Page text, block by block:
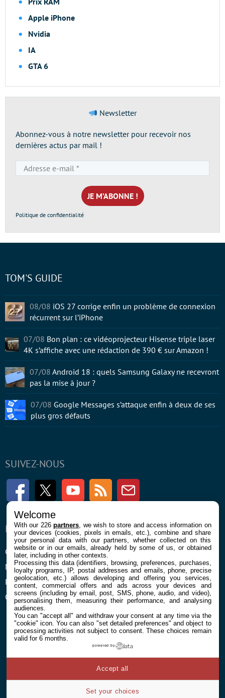
Apple iPhone
Nvidia
IA
GTA 6
Newsletter
Abonnez-vous à notre newsletter pour recevoir nos
dernières actus par mail !
e-
mail
*
Politique de confidentialité
SUIVEZ-NOUS
FacebookTwitter Youtube RSS Newsletter
ENTREPRISE
Confidentialité et Cookies
Mentions légales et CGU
Préférences Cookies
Qui sommes nous
À PROPOS
Contact
TOM'S GUIDE
08/08 iOS 27 corrige enfin un problème de connexion
récurrent sur l’iPhone
07/08 Bon plan : ce vidéoprojecteur Hisense triple laser
4K s’affiche avec une rédaction de 390 € sur Amazon !
07/08 Android 18 : quels Samsung Galaxy ne recevront
pas la mise à jour ?
07/08 Google Messages s’attaque enfin à deux de ses
plus gros défauts
Welcome
With our 226partners , we wish to store and access information on
your devices (cookies, pixels in emails, etc.), combine and share
your personal data with our partners, whether collected on this
website or in our emails, already held by some of us, or obtained
later, including in other contexts.
Processing this data (identifiers, browsing, preferences, purchases,
loyalty programs, IP, postal addresses and emails, phone, precise
geolocation, etc.) allows developing and offering you services,
content, commercial offers and ads across your devices and
screens (including by email, post, SMS, phone, audio, and video),
personalising them, measuring their performance, and analysing
audiences.
You can "accept all" and withdraw your consent at any time via the
"cookie" icon. You can also "set detailed preferences" and object to
processing activities not subject to consent. These choices remain
valid for 6 months.
powered by
Set your choices
Accept all